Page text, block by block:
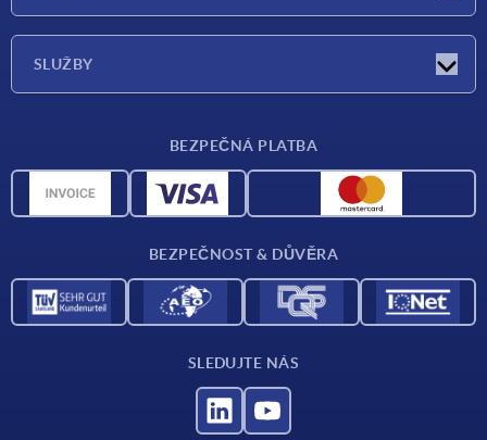
SLUŽBY
CAD data
BEZPEČNÁ PLATBA
BEZPEČNOST & DŮVĚRA
SLEDUJTE NÁS